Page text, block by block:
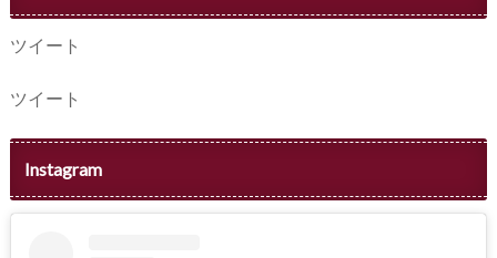
ツイート
ツイート
Instagram